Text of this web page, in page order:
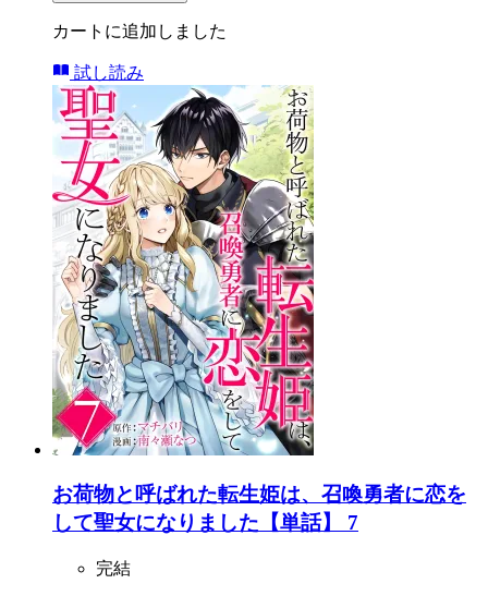
カートに追加しました
試し読み
お荷物と呼ばれた転生姫は、召喚勇者に恋を
して聖女になりました【単話】 7
完結